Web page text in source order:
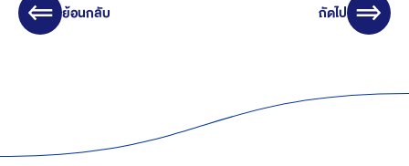
ย้อนกลับ ถัดไป